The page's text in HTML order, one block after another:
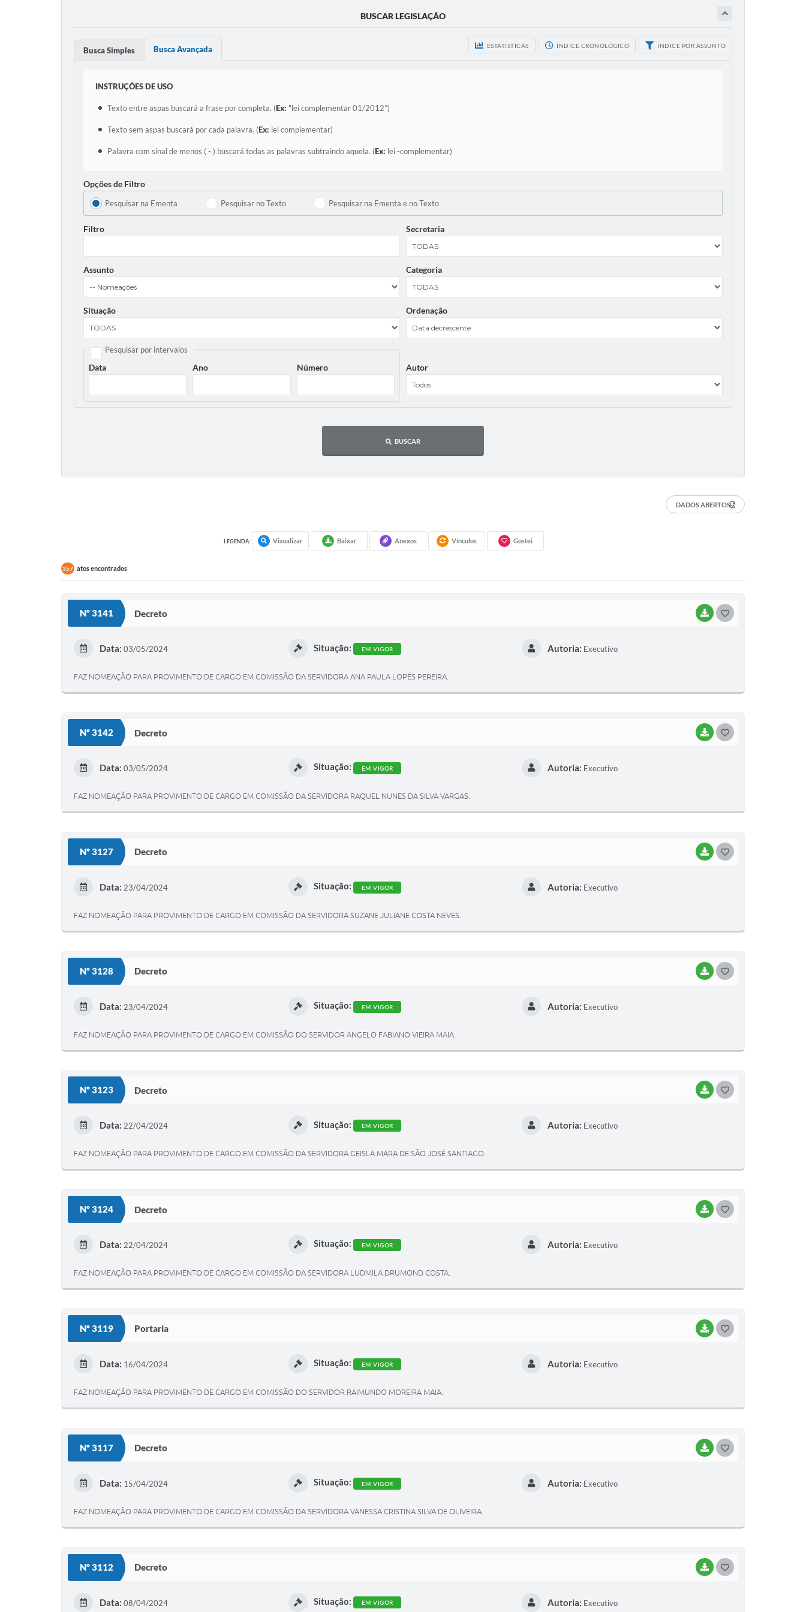
BUSCAR LEGISLAÇÃO
ESTATÍSTICAS ÍNDICE CRONOLÓGICO ÍNDICE POR ASSUNTO
Busca Simples Busca Avançada
INSTRUÇÕES DE USO
Texto entre aspas buscará a frase por completa. (Ex: "lei complementar 01/2012”)
Texto sem aspas buscará por cada palavra. (Ex: lei complementar)
Palavra com sinal de menos ( - ) buscará todas as palavras subtraindo aquela. (Ex: lei -complementar)
Opções de Filtro
Pesquisar na Ementa Pesquisar no Texto Pesquisar na Ementa e no Texto
Filtro Secretaria
Assunto Categoria
Situação Ordenação
Pesquisar por intervalos
Data Ano Número Autor
BUSCAR
DADOS ABERTOS
LEGENDA: Visualizar Baixar Anexos Vínculos Gostei
357 atos encontrados
Nº 3141 Decreto BAIXAR
Data: 03/05/2024 Situação: EM VIGOR Autoria: Executivo
FAZ NOMEAÇÃO PARA PROVIMENTO DE CARGO EM COMISSÃO DA SERVIDORA ANA PAULA LOPES PEREIRA.
Nº 3142 Decreto BAIXAR
Data: 03/05/2024 Situação: EM VIGOR Autoria: Executivo
FAZ NOMEAÇÃO PARA PROVIMENTO DE CARGO EM COMISSÃO DA SERVIDORA RAQUEL NUNES DA SILVA VARGAS.
Nº 3127 Decreto BAIXAR
Data: 23/04/2024 Situação: EM VIGOR Autoria: Executivo
FAZ NOMEAÇÃO PARA PROVIMENTO DE CARGO EM COMISSÃO DA SERVIDORA SUZANE JULIANE COSTA NEVES.
Nº 3128 Decreto BAIXAR
Data: 23/04/2024 Situação: EM VIGOR Autoria: Executivo
FAZ NOMEAÇÃO PARA PROVIMENTO DE CARGO EM COMISSÃO DO SERVIDOR ANGELO FABIANO VIEIRA MAIA.
Nº 3123 Decreto BAIXAR
Data: 22/04/2024 Situação: EM VIGOR Autoria: Executivo
FAZ NOMEAÇÃO PARA PROVIMENTO DE CARGO EM COMISSÃO DA SERVIDORA GEISLA MARA DE SÃO JOSÉ SANTIAGO.
Nº 3124 Decreto BAIXAR
Data: 22/04/2024 Situação: EM VIGOR Autoria: Executivo
FAZ NOMEAÇÃO PARA PROVIMENTO DE CARGO EM COMISSÃO DA SERVIDORA LUDMILA DRUMOND COSTA.
Nº 3119 Portaria BAIXAR
Data: 16/04/2024 Situação: EM VIGOR Autoria: Executivo
FAZ NOMEAÇÃO PARA PROVIMENTO DE CARGO EM COMISSÃO DO SERVIDOR RAIMUNDO MOREIRA MAIA.
Nº 3117 Decreto BAIXAR
Data: 15/04/2024 Situação: EM VIGOR Autoria: Executivo
FAZ NOMEAÇÃO PARA PROVIMENTO DE CARGO EM COMISSÃO DA SERVIDORA VANESSA CRISTINA SILVA DE OLIVEIRA.
Nº 3112 Decreto BAIXAR
Data: 08/04/2024 Situação: EM VIGOR Autoria: Executivo